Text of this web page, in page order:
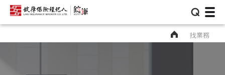
⌕
找業務